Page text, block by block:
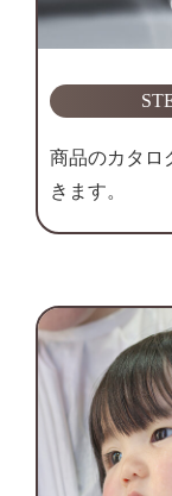
商品のカタロ
きます。